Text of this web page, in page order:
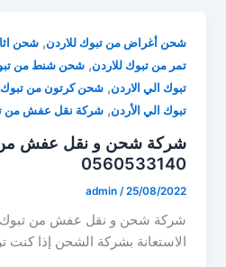
شحن أغراض من تبوك للاردن,شحن
تمر من تبوك للاردن,شحن شنط من
تبوك الي الاردن,شحن كرتون من تبوك
تبوك الي الأردن,شركة نقل عفش من
شركة شحن و نقل عفش من
0560533140
admin /25/08/2022
شركة شحن و نقل عفش من تبوك
الاستعانة بشركة الشحن إذا